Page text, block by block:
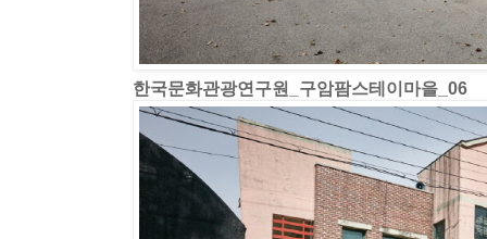
한국문화관광연구원_구암팜스테이마을_06